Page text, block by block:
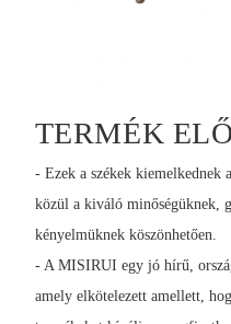
TERMÉK
- Ezek a székek kiemelkednek
közül a kiváló minőségüknek,
kényelmüknek köszönhetően.
- A MISIRUI egy jó hírű,
amely elkötelezett amellett,